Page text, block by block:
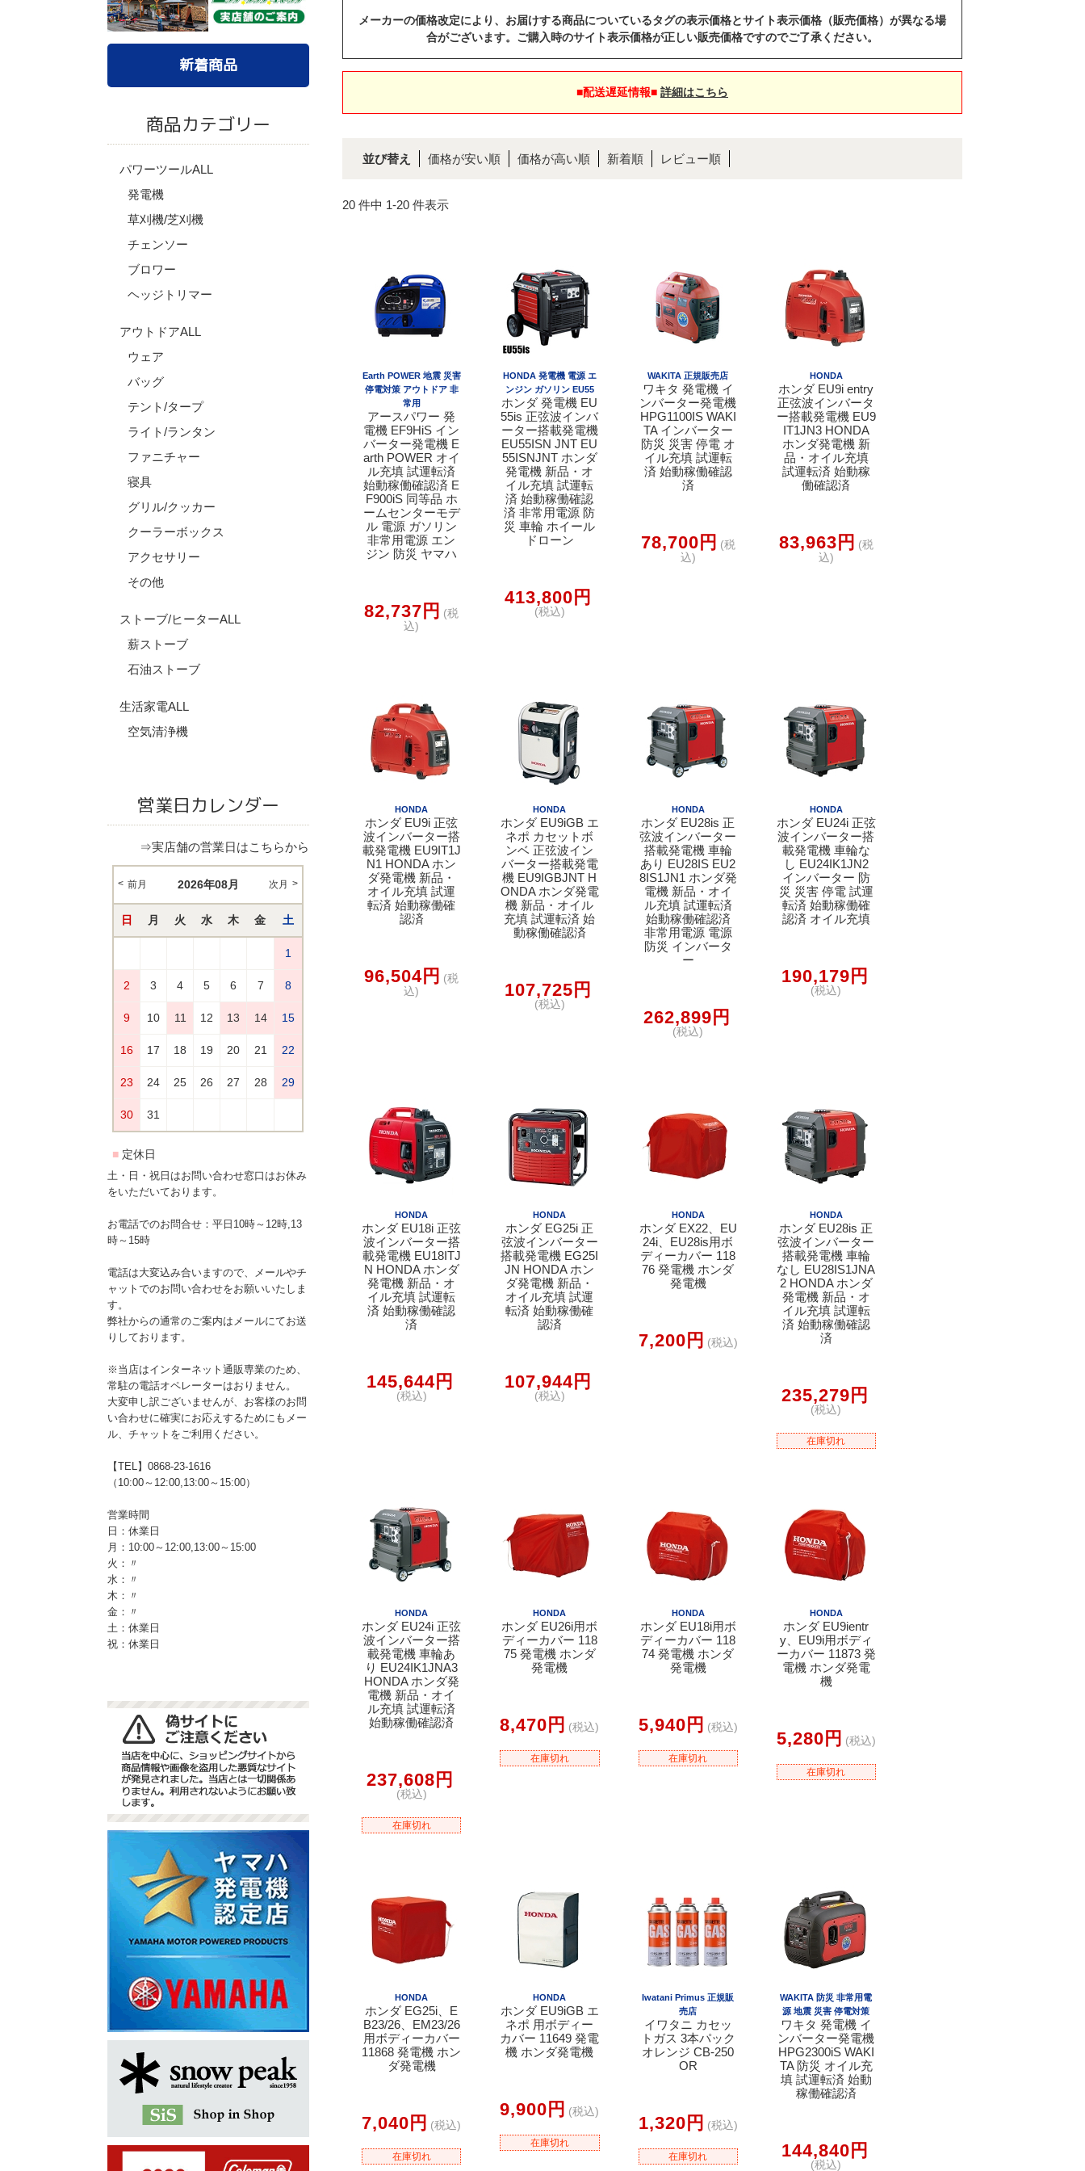
新着商品
商品カテゴリー
パワーツールALL
発電機
草刈機/芝刈機
チェンソー
ブロワー
ヘッジトリマー
アウトドアALL
ウェア
バッグ
テント/タープ
ライト/ランタン
ファニチャー
寝具
グリル/クッカー
クーラーボックス
アクセサリー
その他
ストーブ/ヒーターALL
薪ストーブ
石油ストーブ
生活家電ALL
空気清浄機
営業日カレンダー
⇒実店舗の営業日はこちらから
土・日・祝日はお問い合わせ窓口はお休み
をいただいております。
お電話でのお問合せ：平日10時～12時,13
時～15時
電話は大変込み合いますので、メールやチ
ャットでのお問い合わせをお願いいたしま
す。
弊社からの通常のご案内はメールにてお送
りしております。
※当店はインターネット通販専業のため、
常駐の電話オペレーターはおりません。
大変申し訳ございませんが、お客様のお問
い合わせに確実にお応えするためにもメー
ル、チャットをご利用ください。
【TEL】0868-23-1616
（10:00～12:00,13:00～15:00）
営業時間
日：休業日
月：10:00～12:00,13:00～15:00
火：〃
水：〃
木：〃
金：〃
土：休業日
祝：休業日
メーカーの価格改定により、お届けする商品についているタグの表示価格とサイト表示価格（販売価格）が異なる場
合がございます。ご購入時のサイト表示価格が正しい販売価格ですのでご了承ください。
■配送遅延情報■ 詳細はこちら
並び替え 価格が安い順 価格が高い順 新着順 レビュー順
20 件中 1-20 件表示
Earth POWER 地震 災害
停電対策 アウトドア 非
常用
アースパワー 発
電機 EF9HiS イン
バーター発電機 E
arth POWER オイ
ル充填 試運転済
始動稼働確認済 E
F900iS 同等品 ホ
ームセンターモデ
ル 電源 ガソリン
非常用電源 エン
ジン 防災 ヤマハ
82,737円 (税
込)
HONDA 発電機 電源 エ
ンジン ガソリン EU55
ホンダ 発電機 EU
55is 正弦波インバ
ーター搭載発電機
EU55ISN JNT EU
55ISNJNT ホンダ
発電機 新品・オ
イル充填 試運転
済 始動稼働確認
済 非常用電源 防
災 車輪 ホイール
ドローン
413,800円
(税込)
WAKITA 正規販売店
ワキタ 発電機 イ
ンバーター発電機
HPG1100IS WAKI
TA インバーター
防災 災害 停電 オ
イル充填 試運転
済 始動稼働確認
済
78,700円 (税
込)
HONDA
ホンダ EU9i entry
正弦波インバータ
ー搭載発電機 EU9
IT1JN3 HONDA
ホンダ発電機 新
品・オイル充填
試運転済 始動稼
働確認済
83,963円 (税
込)
HONDA
ホンダ EU9i 正弦
波インバーター搭
載発電機 EU9IT1J
N1 HONDA ホン
ダ発電機 新品・
オイル充填 試運
転済 始動稼働確
認済
96,504円 (税
込)
HONDA
ホンダ EU9iGB エ
ネポ カセットボ
ンベ 正弦波イン
バーター搭載発電
機 EU9IGBJNT H
ONDA ホンダ発電
機 新品・オイル
充填 試運転済 始
動稼働確認済
107,725円
(税込)
HONDA
ホンダ EU28is 正
弦波インバーター
搭載発電機 車輪
あり EU28IS EU2
8IS1JN1 ホンダ発
電機 新品・オイ
ル充填 試運転済
始動稼働確認済
非常用電源 電源
防災 インバータ
ー
262,899円
(税込)
HONDA
ホンダ EU24i 正弦
波インバーター搭
載発電機 車輪な
し EU24IK1JN2
インバーター 防
災 災害 停電 試運
転済 始動稼働確
認済 オイル充填
190,179円
(税込)
HONDA
ホンダ EU18i 正弦
波インバーター搭
載発電機 EU18ITJ
N HONDA ホンダ
発電機 新品・オ
イル充填 試運転
済 始動稼働確認
済
145,644円
(税込)
HONDA
ホンダ EG25i 正
弦波インバーター
搭載発電機 EG25I
JN HONDA ホン
ダ発電機 新品・
オイル充填 試運
転済 始動稼働確
認済
107,944円
(税込)
HONDA
ホンダ EX22、EU
24i、EU28is用ボ
ディーカバー 118
76 発電機 ホンダ
発電機
7,200円 (税込)
HONDA
ホンダ EU28is 正
弦波インバーター
搭載発電機 車輪
なし EU28IS1JNA
2 HONDA ホンダ
発電機 新品・オ
イル充填 試運転
済 始動稼働確認
済
235,279円
(税込)
在庫切れ
HONDA
ホンダ EU24i 正弦
波インバーター搭
載発電機 車輪あ
り EU24IK1JNA3
HONDA ホンダ発
電機 新品・オイ
ル充填 試運転済
始動稼働確認済
237,608円
(税込)
在庫切れ
HONDA
ホンダ EU26i用ボ
ディーカバー 118
75 発電機 ホンダ
発電機
8,470円 (税込)
在庫切れ
HONDA
ホンダ EU18i用ボ
ディーカバー 118
74 発電機 ホンダ
発電機
5,940円 (税込)
在庫切れ
HONDA
ホンダ EU9ientr
y、EU9i用ボディ
ーカバー 11873 発
電機 ホンダ発電
機
5,280円 (税込)
在庫切れ
HONDA
ホンダ EG25i、E
B23/26、EM23/26
用ボディーカバー
11868 発電機 ホン
ダ発電機
7,040円 (税込)
在庫切れ
HONDA
ホンダ EU9iGB エ
ネポ 用ボディー
カバー 11649 発電
機 ホンダ発電機
9,900円 (税込)
在庫切れ
Iwatani Primus 正規販
売店
イワタニ カセッ
トガス 3本パック
オレンジ CB-250
OR
1,320円 (税込)
在庫切れ
WAKITA 防災 非常用電
源 地震 災害 停電対策
ワキタ 発電機 イ
ンバーター発電機
HPG2300iS WAKI
TA 防災 オイル充
填 試運転済 始動
稼働確認済
144,840円
(税込)